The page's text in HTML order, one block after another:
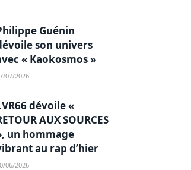
Guénin
son univers
« Kaokosmos »
07/2026
dévoile «
AUX SOURCES
un hommage
au rap d’hier
06/2026